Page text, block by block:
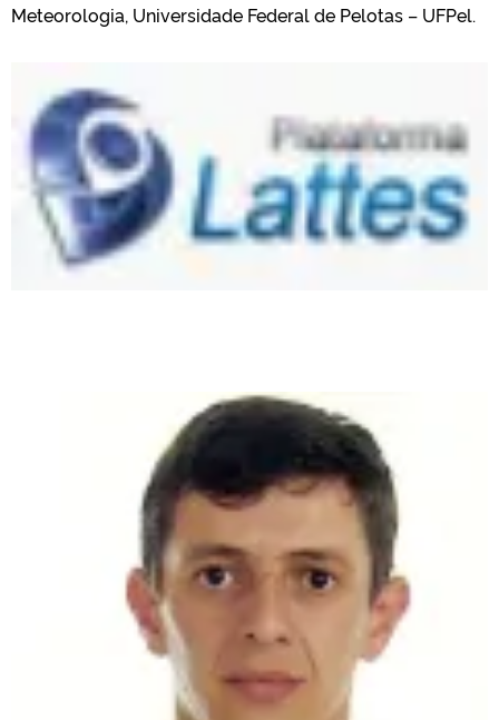
Meteorologia, Universidade Federal de Pelotas – UFPel.